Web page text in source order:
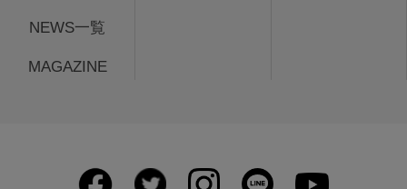
NEWS一覧
MAGAZINE